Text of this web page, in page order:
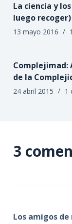
La ciencia y
luego recoger)
13 mayo 2016
Complejimad:
de la
24 abril 2015 1
3
Los amigos